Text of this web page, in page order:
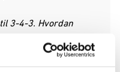
3-4-3. Hvordan
bra. 3-5-2-systemet